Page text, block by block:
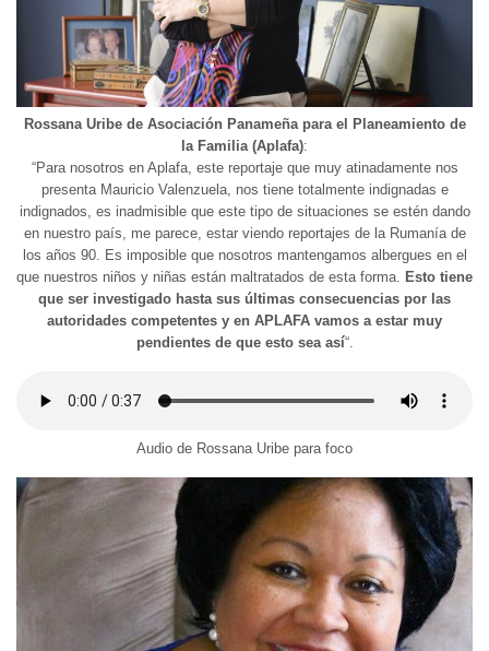
Rossana Uribe de Asociación Panameña para el Planeamiento de
la Familia (Aplafa):
“Para nosotros en Aplafa, este reportaje que muy atinadamente nos
presenta Mauricio Valenzuela, nos tiene totalmente indignadas e
indignados, es inadmisible que este tipo de situaciones se estén dando
en nuestro país, me parece, estar viendo reportajes de la Rumanía de
los años 90. Es imposible que nosotros mantengamos albergues en el
que nuestros niños y niñas están maltratados de esta forma. Esto tiene
que ser investigado hasta sus últimas consecuencias por las
autoridades competentes y en APLAFA vamos a estar muy
pendientes de que esto sea así“.
Audio de Rossana Uribe para foco